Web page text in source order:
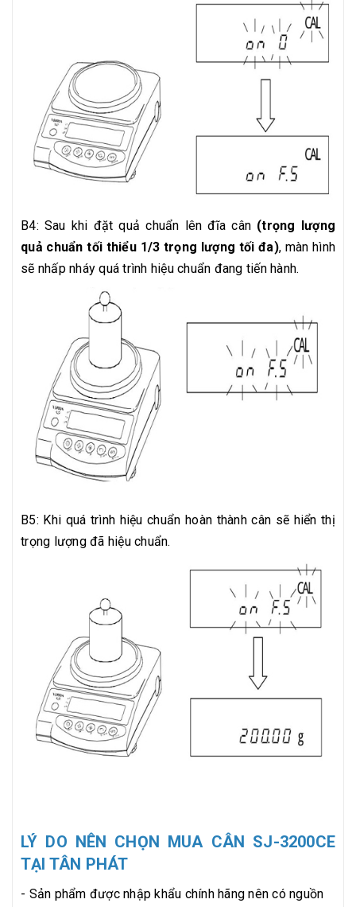
B4: Sau khi đặt quả chuẩn lên đĩa cân (trọng lượng
quả chuẩn tối thiểu 1/3 trọng lượng tối đa), màn hình
sẽ nhấp nháy quá trình hiệu chuẩn đang tiến hành.
B5: Khi quá trình hiệu chuẩn hoàn thành cân sẽ hiển thị
trọng lượng đã hiệu chuẩn.
LÝ DO NÊN CHỌN MUA CÂN SJ-3200CE
TẠI TÂN PHÁT
- Sản phẩm được nhập khẩu chính hãng nên có nguồn